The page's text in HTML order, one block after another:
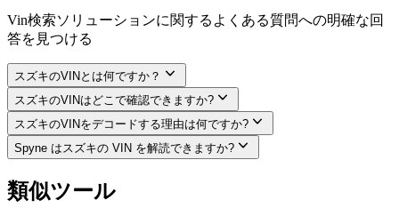
Vin検索ソリューションに関するよくある質問への明確な回
答を見つける
スズキのVINとは何ですか？
スズキのVINはどこで確認できますか?
スズキのVINをデコードする理由は何ですか?
Spyne はスズキの VIN を解読できますか?
類似ツール